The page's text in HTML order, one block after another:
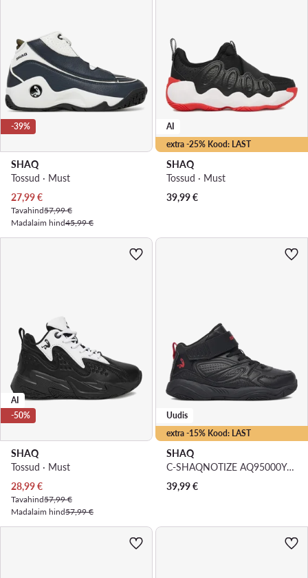
-39%
SHAQ
Tossud · Must
Praegune hind
27,99€
Tavahind57,99 €
Madalaim hind45,99 €
extra -25% Kood: LAST
AI
SHAQ
Tossud · Must
39,99€
AI
-50%
SHAQ
Tossud · Must
Praegune hind
28,99€
Tavahind57,99 €
Madalaim hind57,99 €
extra -15% Kood: LAST
Uudis
SHAQ
C-SHAQNOTIZE AQ95000Y-BZ · Korvpallijalatsid
39,99€